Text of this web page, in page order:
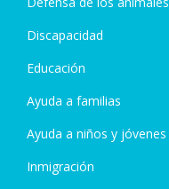
Discapacidad
Educación
Ayuda a familias
Ayuda a niños y jóvenes
Inmigración